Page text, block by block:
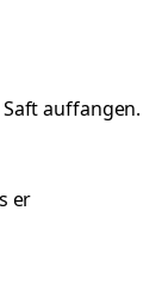
auffangen.
er